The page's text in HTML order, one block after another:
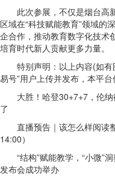
此次参展，不仅是烟台高
区域在“科技赋能教育”领域的
企合作，推动教育数字化技术
培育时代新人贡献更多力量。
特别声明：以上内容(如有
易号”用户上传并发布，本平台
大胜！哈登30+7+7，伦纳
了
直播预告｜该怎么样阅读整
14:00）
“结构”赋能教学，“小微”
发布会成功举办